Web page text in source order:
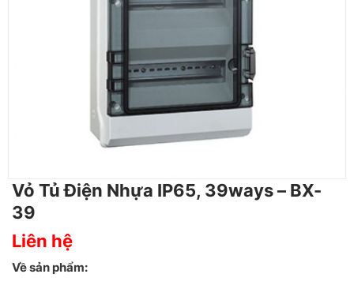
Vỏ Tủ Điện Nhựa IP65, 39ways – BX-
39
Liên hệ
Về sản phẩm: